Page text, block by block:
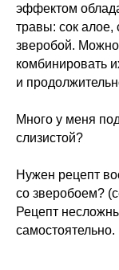
эффектом
травы: сок алое,
зверобой. Можно
комбинировать
и
Много у меня
слизистой?
Нужен рецепт
со зверобоем?
Рецепт
О школе
Программы
Блог
Контакты
Юридическая